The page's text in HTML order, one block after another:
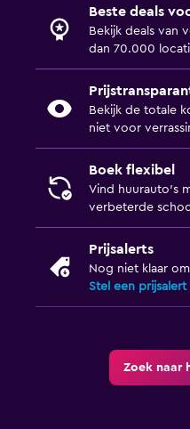
Beste deals
Bekijk deals van
dan 70.000
Bekijk de totale
niet voor
Boek flexibel
Vind huurauto's
verbeterde
Prijsalerts
Nog niet klaar
Stel een prijsalert
Zoek naar